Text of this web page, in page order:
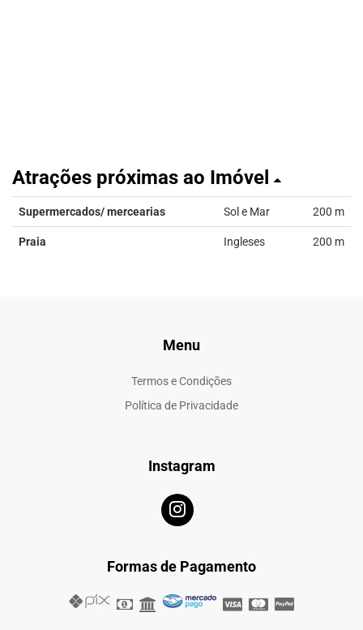
Atrações próximas ao Imóvel
Supermercados/ mercearias Sol e Mar 200 m
Praia Ingleses 200 m
Menu
Termos e Condições
Política de Privacidade
Instagram
Formas de Pagamento